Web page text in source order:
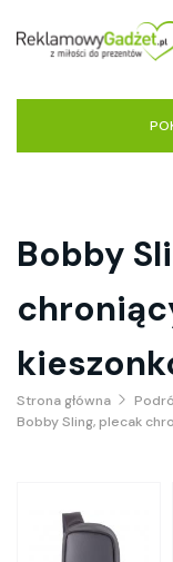
Bobby
Strona główna
Bobby Sling, plecak